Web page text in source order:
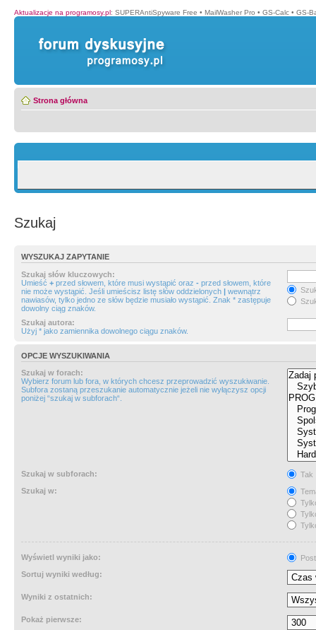
Aktualizacje na programosy.pl: SUPERAntiSpyware Free • MailWasher Pro • GS-Calc • GS-
Strona główna
Szukaj
WYSZUKAJ ZAPYTANIE
Szukaj słów kluczowych:
Umieść + przed słowem, które musi wystąpić oraz - przed słowem, które
nie może wystąpić. Jeśli umieścisz listę słów oddzielonych | wewnątrz
nawiasów, tylko jedno ze słów będzie musiało wystąpić. Znak * zastępuje
dowolny ciąg znaków.
Szukaj autora:
Użyj * jako zamiennika dowolnego ciągu znaków.
OPCJE WYSZUKIWANIA
Szukaj w forach:
Wybierz forum lub fora, w których chcesz przeprowadzić wyszukiwanie.
Subfora zostaną przeszukanie automatycznie jeżeli nie wyłączysz opcji
poniżej “szukaj w subforach“.
Szukaj w subforach:
Tak
Szukaj w:
Wyświetl wyniki jako:
Sortuj wyniki według:
Wyniki z ostatnich:
Pokaż pierwsze: